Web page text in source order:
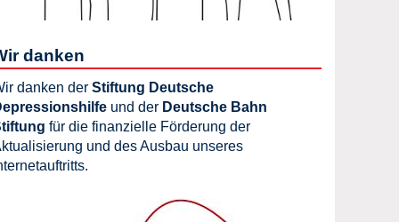
danken
danken der Stiftung Deutsche
und der Deutsche Bahn
für die finanzielle Förderung der
und des Ausbau unseres